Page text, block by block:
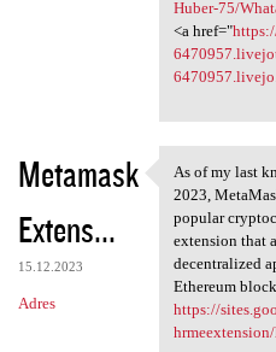
Huber-75/
<a href="
Metamask
Extens...
15.12.2023
Adres
As of my
As of my last
2023,
popular
extension that
decentralized
Ethereum
https://